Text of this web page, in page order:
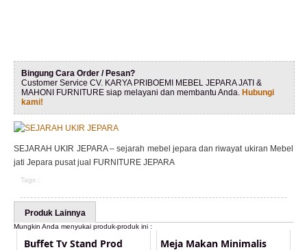
Bingung Cara Order / Pesan?
Customer Service CV. KARYA PRIBOEMI MEBEL JEPARA JATI &
MAHONI FURNITURE siap melayani dan membantu Anda. Hubungi
kami!
SEJARAH UKIR JEPARA – sejarah mebel jepara dan riwayat ukiran Mebel
jati Jepara pusat jual FURNITURE JEPARA
Tags :
Produk Lainnya
Mungkin Anda menyukai produk-produk ini :
Buffet Tv Stand Prod Meja Makan Minimalis